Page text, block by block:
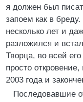
я должен был
запоем как в
несколько лет и
разложился и
Творца, во всей
просто
2003 года и
Последовавшие